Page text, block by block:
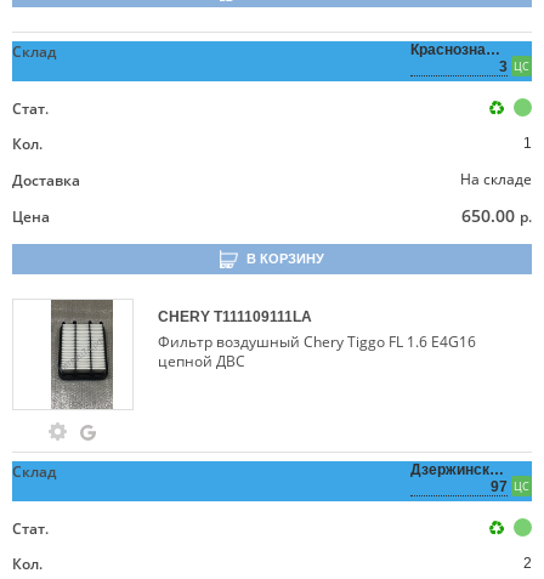
Склад
Краснознаменная,
3 ЦС
Стат.
Кол.
1
Доставка
На складе
Цена
650.00 р.
В КОРЗИНУ
CHERY T111109111LA
Фильтр воздушный Chery Tiggo FL 1.6 E4G16
цепной ДВС
Склад
Дзержинского,
97 ЦС
Стат.
Кол.
2